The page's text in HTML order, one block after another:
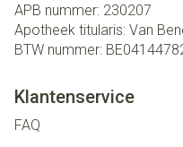
APB nummer: 230207
Apotheek titularis: Van
BTW nummer:
Klantenservice
FAQ